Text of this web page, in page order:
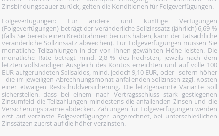
Zinsbindungsdauer zurück, gelten die Konditionen für Folgeverfügungen.
Folgeverfügungen: Für andere und künftige Verfügungen
(Folgeverfügungen) beträgt der veränderliche Sollzinssatz (jährlich) 6,69 %
(falls Sie bereits einen Kreditrahmen bei uns haben, kann der tatsächliche
veränderliche Sollzinssatz abweichen). Für Folgeverfügungen müssen Sie
monatliche Teilzahlungen in der von Ihnen gewählten Höhe leisten. Die
monatliche Rate beträgt mind. 2,8 % des höchsten, jeweils nach dem
letzten vollständigen Ausgleich des Kontos erreichten und auf volle 100
EUR aufgerundeten Sollsaldos, mind. jedoch 9,10 EUR, oder - sofern höher
- die im jeweiligen Abrechnungsmonat anfallenden Sollzinsen zzgl. Kosten
einer etwaigen Restschuldversicherung. Die letztgenannte Variante soll
sicherstellen, dass bei einem nach Vertragsschluss stark gestiegenen
Zinsumfeld die Teilzahlungen mindestens die anfallenden Zinsen und die
Versicherungsprämie abdecken. Zahlungen für Folgeverfügungen werden
erst auf verzinste Folgeverfügungen angerechnet, bei unterschiedlichen
Zinssätzen zuerst auf die höher verzinsten.